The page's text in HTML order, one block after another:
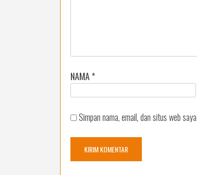
NAMA*
Simpan nama, email, dan situs web